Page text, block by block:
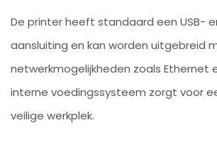
De printer heeft standaard een USB-
aansluiting en kan worden uitgebreid
netwerkmogelijkheden zoals Ethernet
interne voedingssysteem zorgt voor
veilige werkplek.